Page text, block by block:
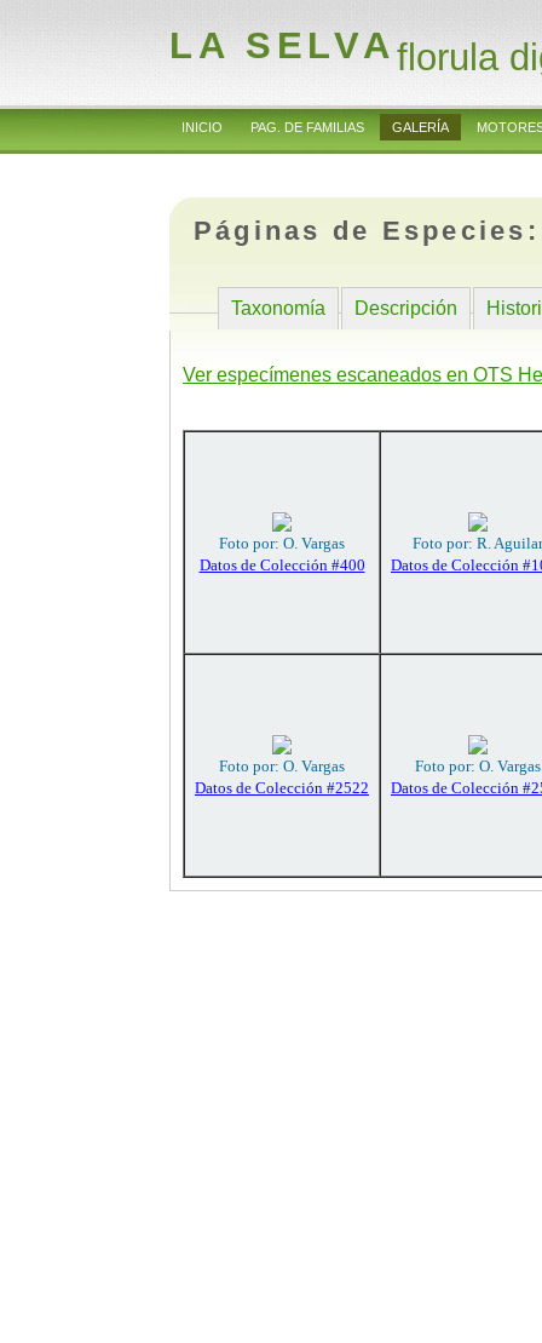
LA SELVAflorula
INICIO PAG. DE FAMILIAS GALERÍA
Páginas de
Taxonomía Descripción
Ver especímenes escaneados en OTS
Foto por: O. Vargas
Datos de Colección #400
Foto por: R. Aguilar
Datos de Colección
Foto por: O. Vargas
Datos de Colección #2522
Foto por: O. Vargas
Datos de Colección